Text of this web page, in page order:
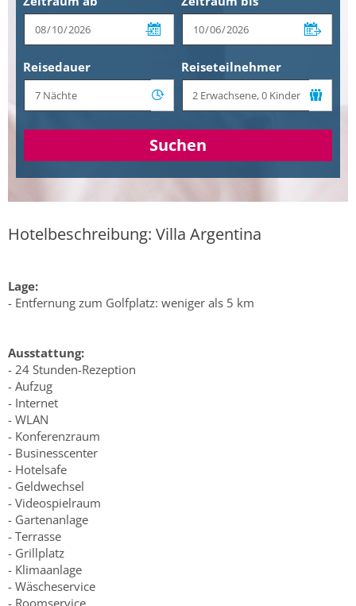
Reisedauer Reiseteilnehmer
Suchen
Hotelbeschreibung: Villa Argentina
Lage:
- Entfernung zum Golfplatz: weniger als 5 km
Ausstattung:
- 24 Stunden-Rezeption
- Aufzug
- Internet
- WLAN
- Konferenzraum
- Businesscenter
- Hotelsafe
- Geldwechsel
- Videospielraum
- Gartenanlage
- Terrasse
- Grillplatz
- Klimaanlage
- Wäscheservice
- Roomservice